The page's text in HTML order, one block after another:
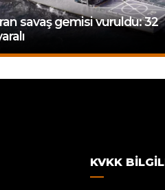
savaş gemisi vuruldu: 32
KVKK